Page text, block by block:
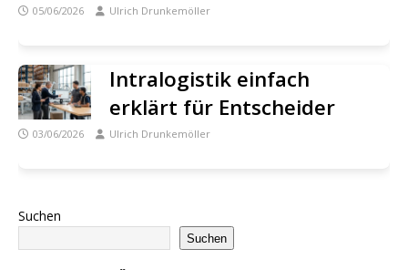
05/06/2026 Ulrich Drunkemöller
Intralogistik einfach
erklärt für Entscheider
03/06/2026 Ulrich Drunkemöller
Suchen
Suchen